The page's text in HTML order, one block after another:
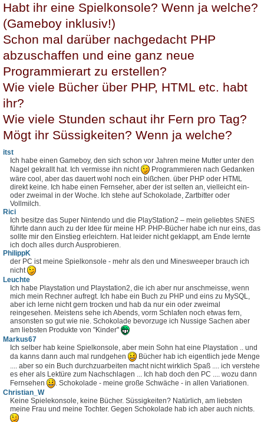
Habt ihr eine Spielkonsole? Wenn ja welche?
(Gameboy inklusiv!)
Schon mal darüber nachgedacht PHP
abzuschaffen und eine ganz neue
Programmierart zu erstellen?
Wie viele Bücher über PHP, HTML etc. habt
ihr?
Wie viele Stunden schaut ihr Fern pro Tag?
Mögt ihr Süssigkeiten? Wenn ja welche?
itst
Ich habe einen Gameboy, den sich schon vor Jahren meine Mutter unter den
Nagel gekrallt hat. Ich vermisse ihn nicht
Programmieren nach Gedanken
wäre cool, aber das dauert wohl noch ein bißchen. über PHP oder HTML
direkt keine. Ich habe einen Fernseher, aber der ist selten an, vielleicht ein-
oder zweimal in der Woche. Ich stehe auf Schokolade, Zartbitter oder
Vollmilch.
Rici
Ich besitze das Super Nintendo und die PlayStation2 – mein geliebtes SNES
führte dann auch zu der Idee für meine HP. PHP-Bücher habe ich nur eins, das
sollte mir den Einstieg erleichtern. Hat leider nicht geklappt, am Ende lernte
ich doch alles durch Ausprobieren.
PhilippK
der PC ist meine Spielkonsole - mehr als den und Minesweeper brauch ich
nicht
Leuchte
Ich habe Playstation und Playstation2, die ich aber nur anschmeisse, wenn
mich mein Rechner aufregt. Ich habe ein Buch zu PHP und eins zu MySQL,
aber ich lerne nicht gern trocken und hab da nur ein oder zweimal
reingesehen. Meistens sehe ich Abends, vorm Schlafen noch etwas fern,
ansonsten so gut wie nie. Schokolade bevorzuge ich Nussige Sachen aber
am liebsten Produkte von "Kinder"
Markus67
Ich selber hab keine Spielkonsole, aber mein Sohn hat eine Playstation .. und
da kanns dann auch mal rundgehen
Bücher hab ich eigentlich jede Menge
.... aber so ein Buch durchzuarbeiten macht nicht wirklich Spaß .... ich verstehe
es eher als Lektüre zum Nachschlagen ... Ich hab doch den PC .... wozu dann
Fernsehen
. Schokolade - meine große Schwäche - in allen Variationen.
Christian_W
Keine Spielekonsole, keine Bücher. Süssigkeiten? Natürlich, am liebsten
meine Frau und meine Tochter. Gegen Schokolade hab ich aber auch nichts.